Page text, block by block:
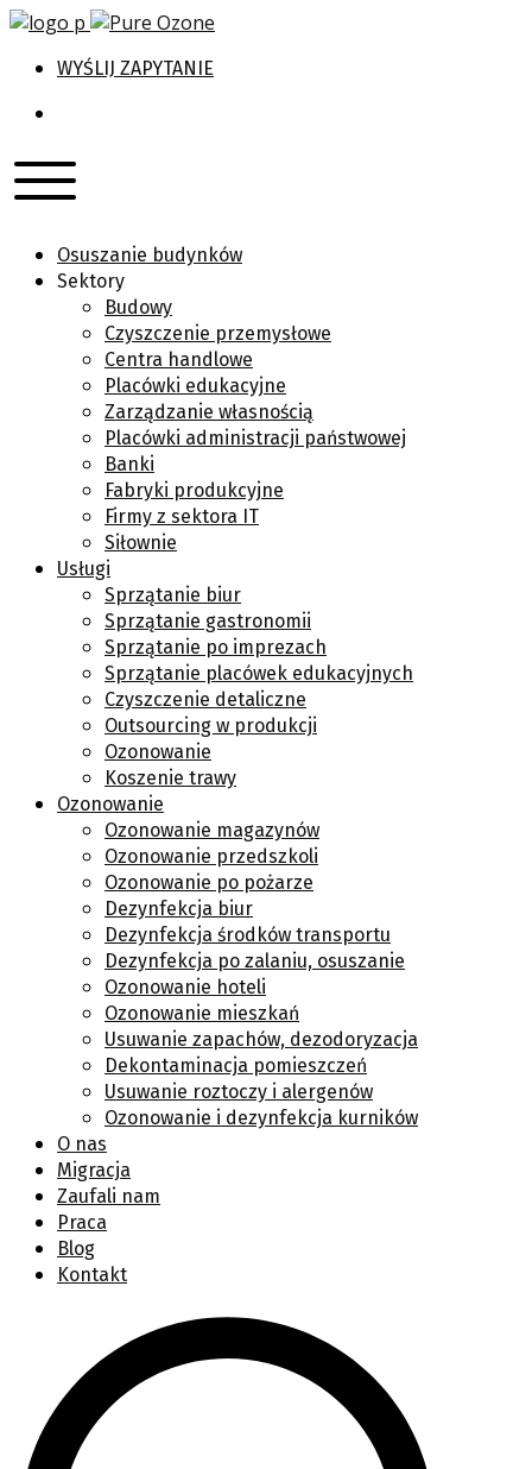
WYŚLIJ ZAPYTANIE
Osuszanie budynków
Sektory
Budowy
Czyszczenie przemysłowe
Centra handlowe
Placówki edukacyjne
Zarządzanie własnością
Placówki administracji państwowej
Banki
Fabryki produkcyjne
Firmy z sektora IT
Siłownie
Usługi
Sprzątanie biur
Sprzątanie gastronomii
Sprzątanie po imprezach
Sprzątanie placówek edukacyjnych
Czyszczenie detaliczne
Outsourcing w produkcji
Ozonowanie
Koszenie trawy
Ozonowanie
Ozonowanie magazynów
Ozonowanie przedszkoli
Ozonowanie po pożarze
Dezynfekcja biur
Dezynfekcja środków transportu
Dezynfekcja po zalaniu, osuszanie
Ozonowanie hoteli
Ozonowanie mieszkań
Usuwanie zapachów, dezodoryzacja
Dekontaminacja pomieszczeń
Usuwanie roztoczy i alergenów
Ozonowanie i dezynfekcja kurników
O nas
Migracja
Zaufali nam
Praca
Blog
Kontakt